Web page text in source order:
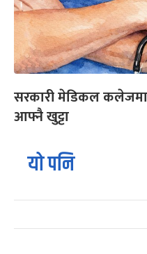
सरकारी मेडिकल
आफ्नै खुट्टा
यो पनि